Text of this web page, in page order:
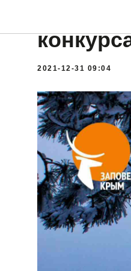
2021-12-31 09:04